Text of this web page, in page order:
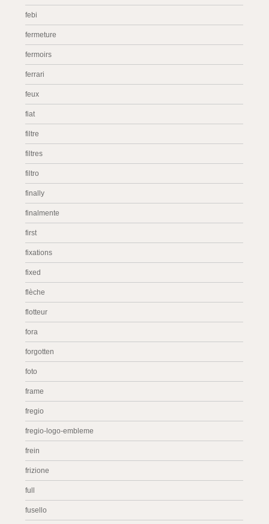
febi
fermeture
fermoirs
ferrari
feux
fiat
filtre
filtres
filtro
finally
finalmente
first
fixations
fixed
flèche
flotteur
fora
forgotten
foto
frame
fregio
fregio-logo-embleme
frein
frizione
full
fusello